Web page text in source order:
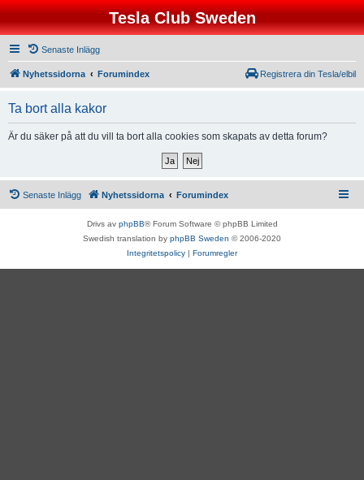
Tesla Club Sweden
Senaste Inlägg
Nyhetssidorna Forumindex Registrera din Tesla/elbil
Ta bort alla kakor
Är du säker på att du vill ta bort alla cookies som skapats av detta forum?
Senaste Inlägg Nyhetssidorna Forumindex
Drivs av phpBB® Forum Software © phpBB Limited
Swedish translation by phpBB Sweden © 2006-2020
Integritetspolicy | Forumregler